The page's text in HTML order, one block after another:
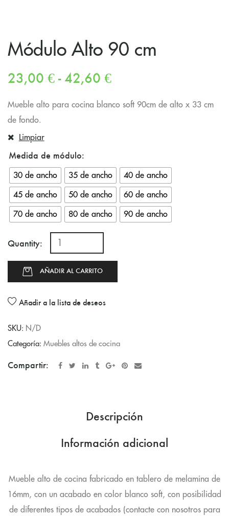
Módulo Alto 90 cm
23,00 € - 42,60 €
Mueble alto para cocina blanco soft 90cm de alto x 33 cm
de fondo.
Medida de módulo
30 de ancho 35 de ancho 40 de ancho
45 de ancho 50 de ancho 60 de ancho
70 de ancho 80 de ancho 90 de ancho
Limpiar
Quantity:
AÑADIR AL CARRITO
Añadir a la lista de deseos
SKU: N/D
Categoría: Muebles altos de cocina
Compartir:
Descripción
Información adicional
Mueble alto de cocina fabricado en tablero de melamina de
16mm, con un acabado en color blanco soft, con posibilidad
de diferentes tipos de acabados (contacte con nosotros para